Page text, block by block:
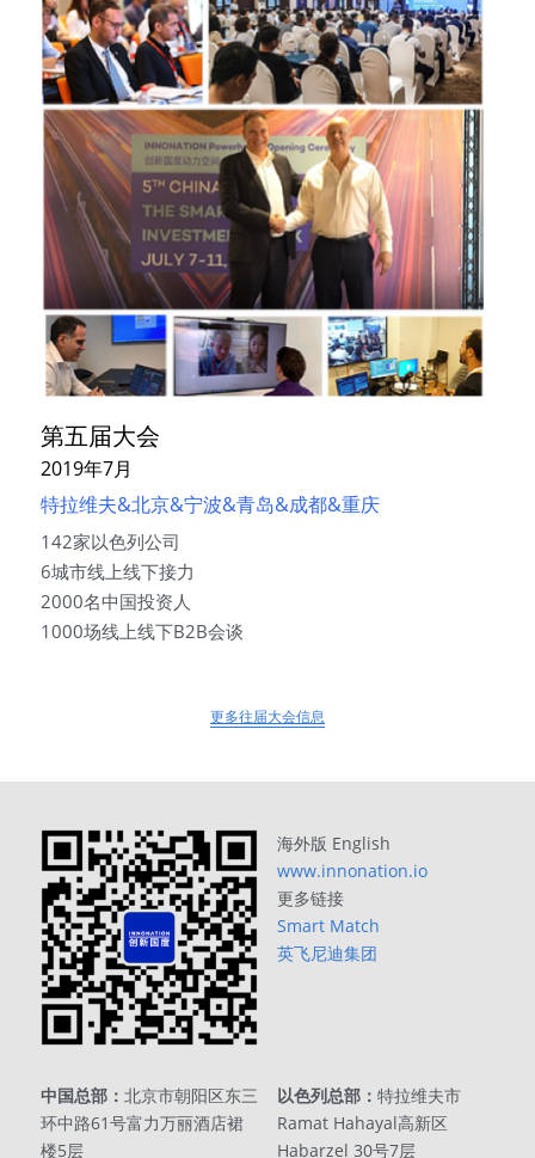
第五届大会
2019年7月
特拉维夫&北京&宁波&青岛&成都&重庆
142家以色列公司
6城市线上线下接力
2000名中国投资人
1000场线上线下B2B会谈
更多往届大会信息
www.innonation.io
更多链接
Smart Match
英飞尼迪集团
中国总部： 北京市朝阳区东三
环中路61号富力万丽酒店裙
楼5层
以色列总部： 特拉维夫市
Ramat Hahayal高新区
Habarzel 30号7层